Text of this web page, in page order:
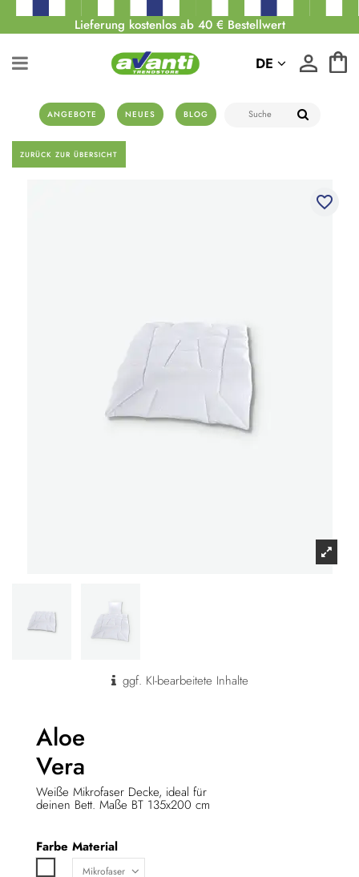
Lieferung kostenlos ab 40 € Bestellwert
ANGEBOTE NEUES BLOG
DE
ZURÜCK ZUR ÜBERSICHT
favorite_border
ggf. KI-bearbeitete Inhalte
Aloe
Vera
Weiße Mikrofaser Decke, ideal für
deinen Bett. Maße BT 135x200 cm
Farbe Material